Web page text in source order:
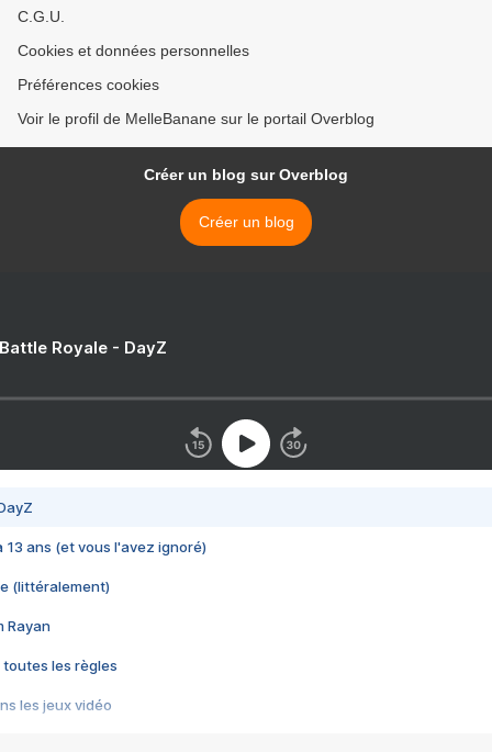
C.G.U.
Cookies et données personnelles
Préférences cookies
Voir le profil de MelleBanane sur le portail Overblog
Créer un blog sur Overblog
Créer un blog
Royale - DayZ
13 ans (et vous l'avez ignoré)
(littéralement)
Rayan
toutes les règles
les jeux vidéo